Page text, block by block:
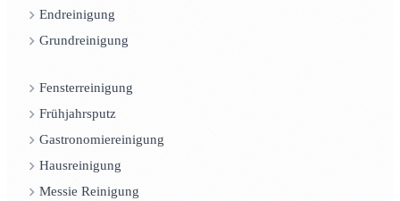
Endreinigung
Grundreinigung
Fensterreinigung
Frühjahrsputz
Gastronomiereinigung
Hausreinigung
Messie Reinigung